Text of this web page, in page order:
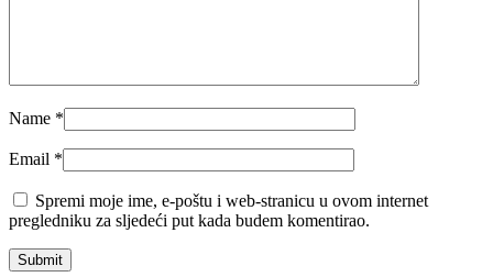
Name *
Email *
Spremi moje ime, e-poštu i web-stranicu u ovom internet
pregledniku za sljedeći put kada budem komentirao.